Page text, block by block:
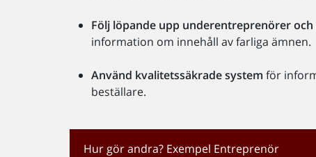
Följ löpande upp underentreprenörer
information om innehåll av farliga ämnen.
Använd kvalitetssäkrade system för
beställare.
Hur gör andra? Exempel Entreprenör